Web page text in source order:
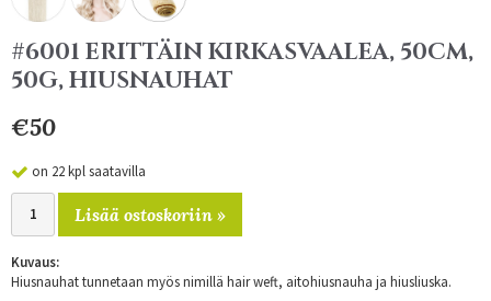
#6001 ERITTÄIN KIRKASVAALEA, 50CM,
50G, HIUSNAUHAT
€50
on 22 kpl saatavilla
Lisää ostoskoriin »
Kuvaus:
Hiusnauhat tunnetaan myös nimillä hair weft, aitohiusnauha ja hiusliuska.